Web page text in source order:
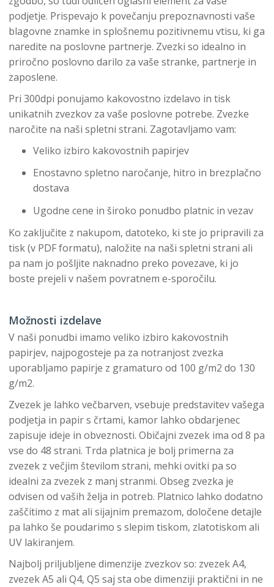
podjetje. Prispevajo k povečanju prepoznavnosti vaše
blagovne znamke in splošnemu pozitivnemu vtisu, ki ga
naredite na poslovne partnerje. Zvezki so idealno in
priročno poslovno darilo za vaše stranke, partnerje in
zaposlene.
Pri 300dpi ponujamo kakovostno izdelavo in tisk
unikatnih zvezkov za vaše poslovne potrebe. Zvezke
naročite na naši spletni strani. Zagotavljamo vam:
Veliko izbiro kakovostnih papirjev
Enostavno spletno naročanje, hitro in brezplačno
dostava
Ugodne cene in široko ponudbo platnic in vezav
Ko zaključite z nakupom, datoteko, ki ste jo pripravili za
tisk (v PDF formatu), naložite na naši spletni strani ali
pa nam jo pošljite naknadno preko povezave, ki jo
boste prejeli v našem povratnem e-sporočilu.
Možnosti izdelave
V naši ponudbi imamo veliko izbiro kakovostnih
papirjev, najpogosteje pa za notranjost zvezka
uporabljamo papirje z gramaturo od 100 g/m2 do 130
g/m2.
Zvezek je lahko večbarven, vsebuje predstavitev vašega
podjetja in papir s črtami, kamor lahko obdarjenec
zapisuje ideje in obveznosti. Običajni zvezek ima od 8 pa
vse do 48 strani. Trda platnica je bolj primerna za
zvezek z večjim številom strani, mehki ovitki pa so
idealni za zvezek z manj stranmi. Obseg zvezka je
odvisen od vaših želja in potreb. Platnico lahko dodatno
zaščitimo z mat ali sijajnim premazom, določene detajle
pa lahko še poudarimo s slepim tiskom, zlatotiskom ali
UV lakiranjem.
Najbolj priljubljene dimenzije zvezkov so: zvezek A4,
zvezek A5 ali Q4, Q5 saj sta obe dimenziji praktični in ne